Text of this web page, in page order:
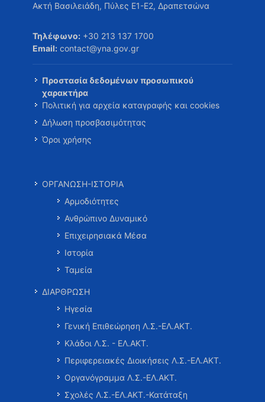
Ακτή Βασιλειάδη, Πύλες Ε1-Ε2, Δραπετσώνα
Τηλέφωνο: +30 213 137 1700
Email: contact@yna.gov.gr
Προστασία δεδομένων προσωπικού
χαρακτήρα
Πολιτική για αρχεία καταγραφής και cookies
Δήλωση προσβασιμότητας
Όροι χρήσης
ΟΡΓΑΝΩΣΗ-ΙΣΤΟΡΙΑ
Αρμοδιότητες
Ανθρώπινο Δυναμικό
Επιχειρησιακά Μέσα
Ιστορία
Ταμεία
ΔΙΑΡΘΡΩΣΗ
Ηγεσία
Γενική Επιθεώρηση Λ.Σ.-ΕΛ.ΑΚΤ.
Κλάδοι Λ.Σ. - ΕΛ.ΑΚΤ.
Περιφερειακές Διοικήσεις Λ.Σ.-ΕΛ.ΑΚΤ.
Οργανόγραμμα Λ.Σ.-ΕΛ.ΑΚΤ.
Σχολές Λ.Σ.-ΕΛ.ΑΚΤ.-Κατάταξη